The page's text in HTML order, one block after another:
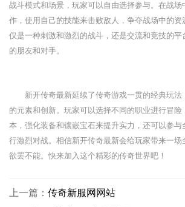
战斗模式和场景，玩家可以自由选择参与。在战
作，使用自己的技能来击败敌人，争夺战场中的资
仅是一种刺激和激烈的战斗，还是交流和竞技的平
的朋友和对手。
新开传奇最新延续了传奇游戏一贯的经典玩法
的元素和创新。玩家可以选择不同的职业进行冒险
本，强化装备和镶嵌宝石来提升实力，还可以参
行激烈对战。相信新开传奇最新会给玩家带来一场
欲罢不能。快来加入这个精彩的传奇世界吧！
上一篇： 传奇新服网网站